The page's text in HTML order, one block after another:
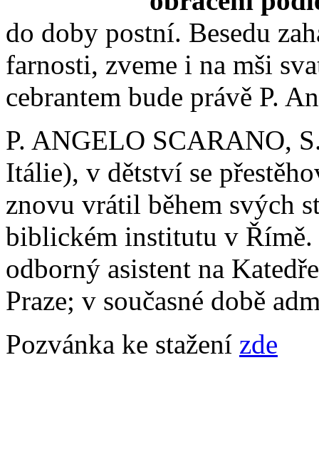
do doby postní. Besedu
farnosti, zveme i na mši
cebrantem bude právě P.
P. ANGELO SCARANO,
Itálie), v dětství se
znovu vrátil během svých
biblickém institutu v
odborný asistent na
Praze; v současné době
Pozvánka ke stažení zde